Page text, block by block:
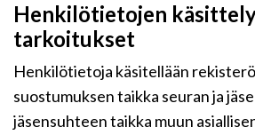
Henkilötietojen
tarkoitukset
Henkilötietoja käsitellään
suostumuksen taikka seuran ja
jäsensuhteen taikka muun